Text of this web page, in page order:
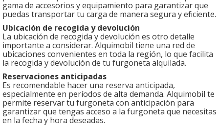
gama de accesorios y equipamiento para garantizar que
puedas transportar tu carga de manera segura y eficiente.
Ubicación de recogida y devolución
La ubicación de recogida y devolución es otro detalle
importante a considerar. Alquimobil tiene una red de
ubicaciones convenientes en toda la región, lo que facilita
la recogida y devolución de tu furgoneta alquilada.
Reservaciones anticipadas
Es recomendable hacer una reserva anticipada,
especialmente en períodos de alta demanda. Alquimobil te
permite reservar tu furgoneta con anticipación para
garantizar que tengas acceso a la furgoneta que necesitas
en la fecha y hora deseadas.